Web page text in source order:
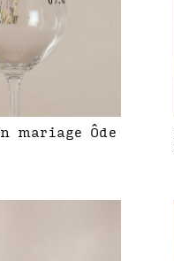
mariage Ôde